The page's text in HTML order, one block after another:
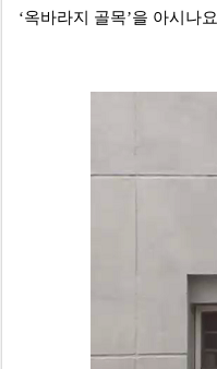
‘옥바라지 골목’을 아시나요